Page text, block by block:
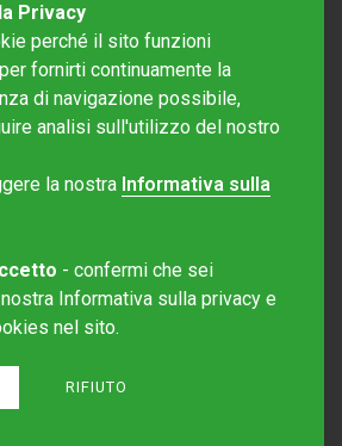
Rotostampa SA
creato daRedesign
Privacy
perché il sito funzioni
fornirti continuamente la
di navigazione possibile,
analisi sull'utilizzo del nostro
la nostra Informativa sulla
- confermi che sei
Informativa sulla privacy e
nel sito.
RIFIUTO